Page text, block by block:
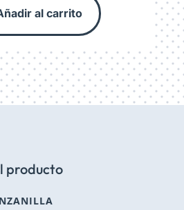
al carrito
producto